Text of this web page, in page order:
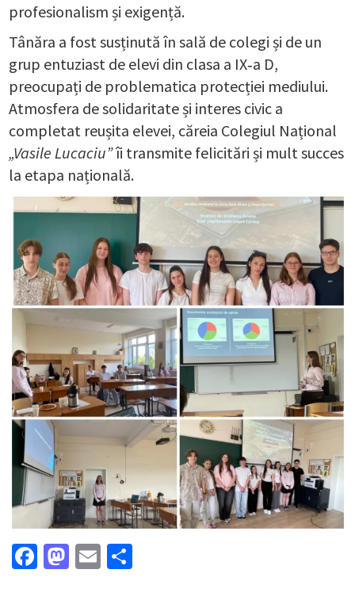
profesionalism și exigență.
Tânăra a fost susținută în sală de colegi și de un
grup entuziast de elevi din clasa a IX‑a D,
preocupați de problematica protecției mediului.
Atmosfera de solidaritate și interes civic a
completat reușita elevei, căreia Colegiul Național
„Vasile Lucaciu”îi transmite felicitări și mult succes
la etapa națională.
Facebook
Mastodon
Email